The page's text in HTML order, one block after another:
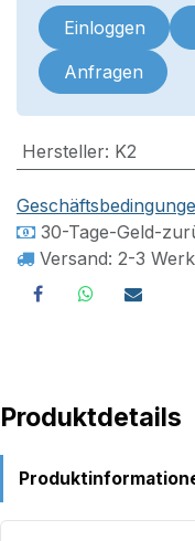
Einloggen
Anfragen
Hersteller: K2
30-Tage-Geld-
Versand: 2-3
Produktdetails